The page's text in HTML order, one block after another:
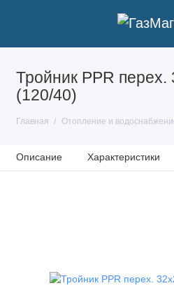
Тройник PPR перех.
(120/40)
Главная Отопление и
Описание Характеристики